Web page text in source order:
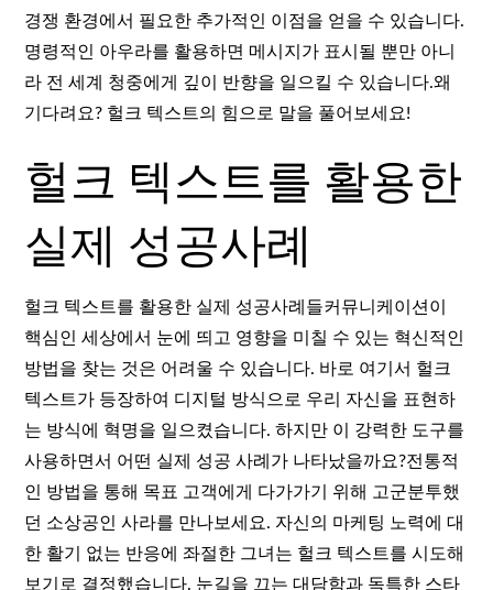
경쟁 환경에서 필요한 추가적인 이점을 얻을 수 있습니다.
명령적인 아우라를 활용하면 메시지가 표시될 뿐만 아니
라 전 세계 청중에게 깊이 반향을 일으킬 수 있습니다.왜
기다려요? 헐크 텍스트의 힘으로 말을 풀어보세요!
헐크 텍스트를 활용한
실제 성공사례
헐크 텍스트를 활용한 실제 성공사례들커뮤니케이션이
핵심인 세상에서 눈에 띄고 영향을 미칠 수 있는 혁신적인
방법을 찾는 것은 어려울 수 있습니다. 바로 여기서 헐크
텍스트가 등장하여 디지털 방식으로 우리 자신을 표현하
는 방식에 혁명을 일으켰습니다. 하지만 이 강력한 도구를
사용하면서 어떤 실제 성공 사례가 나타났을까요?전통적
인 방법을 통해 목표 고객에게 다가가기 위해 고군분투했
던 소상공인 사라를 만나보세요. 자신의 마케팅 노력에 대
한 활기 없는 반응에 좌절한 그녀는 헐크 텍스트를 시도해
보기로 결정했습니다. 눈길을 끄는 대담함과 독특한 스타